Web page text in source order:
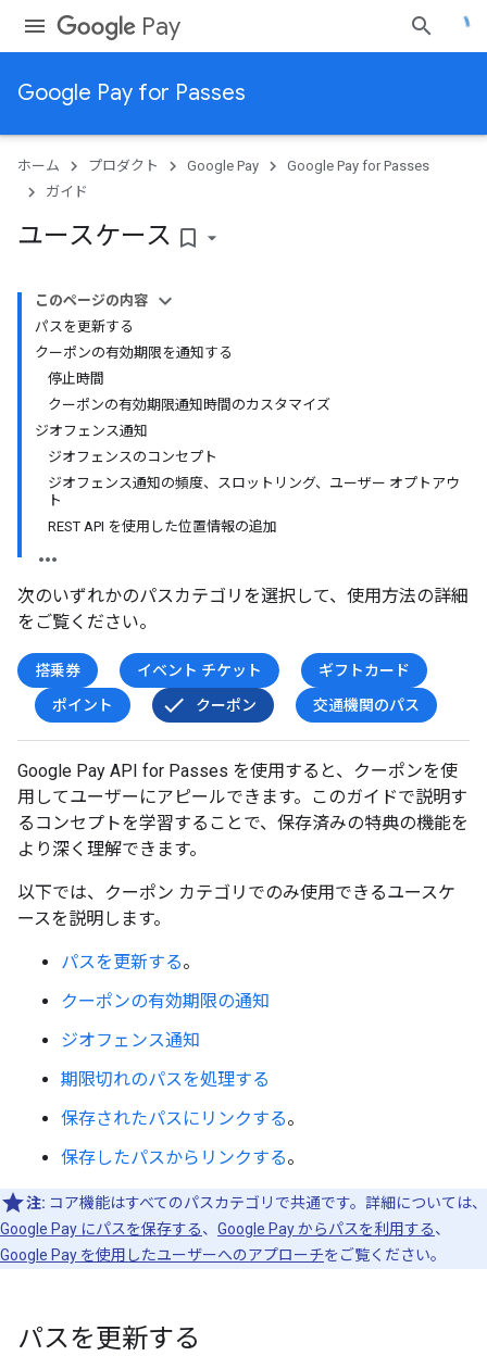
Pay
Google Pay for Passes
ホーム プロダクト Google Pay
Google Pay for Passes
ガイド
ユースケース bookmark_border
このページの内容
パスを更新する
クーポンの有効期限を通知する
停止時間
クーポンの有効期限通知時間のカスタマイズ
ジオフェンス通知
ジオフェンスのコンセプト
ジオフェンス通知の頻度、スロットリング、ユーザー オプトアウ
ト
REST API を使用した位置情報の追加
次のいずれかのパスカテゴリを選択して、使用方法の詳細
をご覧ください。
搭乗券 イベント チケット
ギフトカード
ポイント
クーポン 交通機関のパス
Google Pay API for Passes を使用すると、クーポンを使
用してユーザーにアピールできます。このガイドで説明す
るコンセプトを学習することで、保存済みの特典の機能を
より深く理解できます。
以下では、クーポン カテゴリでのみ使用できるユースケ
ースを説明します。
パスを更新する。
クーポンの有効期限の通知
ジオフェンス通知
期限切れのパスを処理する
保存されたパスにリンクする。
保存したパスからリンクする。
注: コア機能はすべてのパスカテゴリで共通です。詳細については、
Google Pay にパスを保存する、 Google Pay からパスを利用する、
Google Pay を使用したユーザーへのアプローチをご覧ください。
パスを更新する